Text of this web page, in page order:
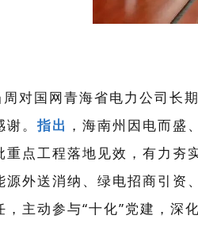
对国网青海省电力公司长
。 指出 ，海南州因电而盛
重点工程落地见效，有力夯
源外送消纳、绿电招商引资
，主动参与“十化”党建，深